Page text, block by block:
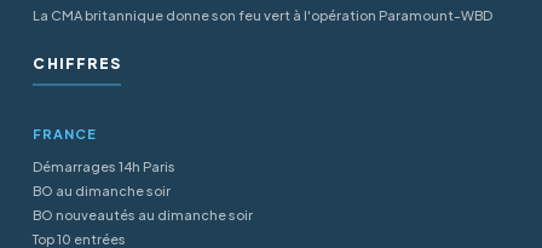
La CMA britannique donne son feu vert à l'opération Paramount-WBD
CHIFFRES
FRANCE
Démarrages 14h Paris
BO au dimanche soir
BO nouveautés au dimanche soir
Top 10 entrées